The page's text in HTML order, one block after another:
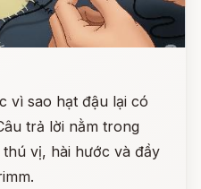
vì sao hạt đậu lại có
trả lời nằm trong
vị, hài hước và đầy